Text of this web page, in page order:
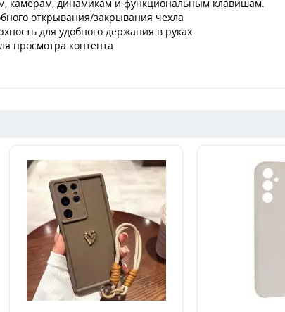
камерам, динамикам и функциональным клавишам.
открывания/закрывания чехла
для удобного держания в руках
просмотра контента